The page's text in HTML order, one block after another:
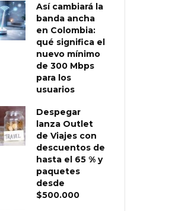
Así cambiará la
banda ancha
en Colombia:
qué significa el
nuevo mínimo
de 300 Mbps
para los
usuarios
Despegar
lanza Outlet
de Viajes con
descuentos de
hasta el 65 % y
paquetes
desde
$500.000